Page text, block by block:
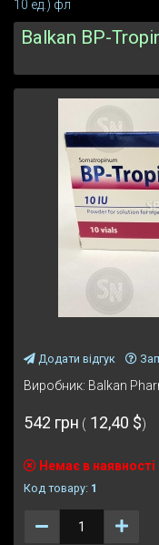
10 ед.) фл
Balkan BP-
Додати відгук
Виробник: Balkan
542 грн ( 12,40 $)
Немає в наявності
Код товару: 1
Количество